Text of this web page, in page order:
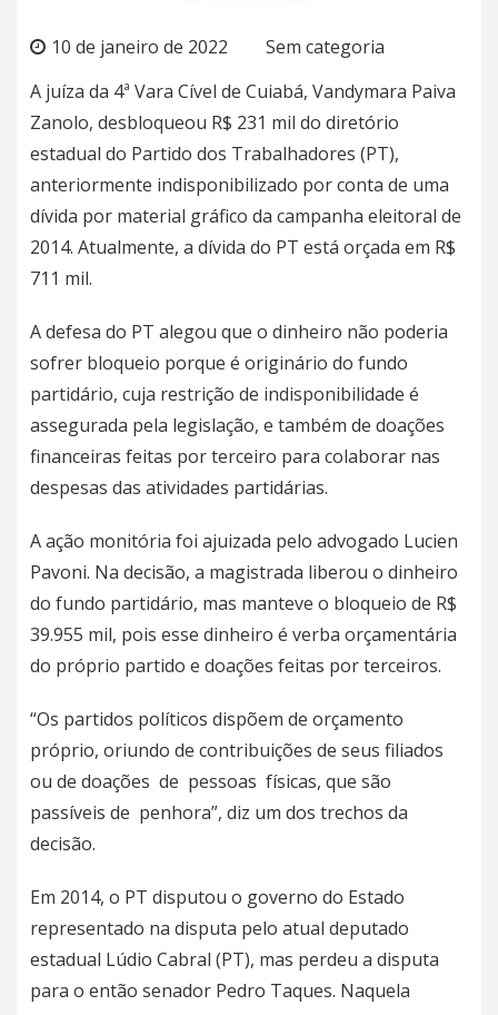
10 de janeiro de 2022
Sem categoria
A juíza da 4ª Vara Cível de Cuiabá, Vandymara Paiva
Zanolo, desbloqueou R$ 231 mil do diretório
estadual do Partido dos Trabalhadores (PT),
anteriormente indisponibilizado por conta de uma
dívida por material gráfico da campanha eleitoral de
2014. Atualmente, a dívida do PT está orçada em R$
711 mil.
A defesa do PT alegou que o dinheiro não poderia
sofrer bloqueio porque é originário do fundo
partidário, cuja restrição de indisponibilidade é
assegurada pela legislação, e também de doações
financeiras feitas por terceiro para colaborar nas
despesas das atividades partidárias.
A ação monitória foi ajuizada pelo advogado Lucien
Pavoni. Na decisão, a magistrada liberou o dinheiro
do fundo partidário, mas manteve o bloqueio de R$
39.955 mil, pois esse dinheiro é verba orçamentária
do próprio partido e doações feitas por terceiros.
“Os partidos políticos dispõem de orçamento
próprio, oriundo de contribuições de seus filiados
ou de doações de pessoas físicas, que são
passíveis de penhora”, diz um dos trechos da
decisão.
Em 2014, o PT disputou o governo do Estado
representado na disputa pelo atual deputado
estadual Lúdio Cabral (PT), mas perdeu a disputa
para o então senador Pedro Taques. Naquela